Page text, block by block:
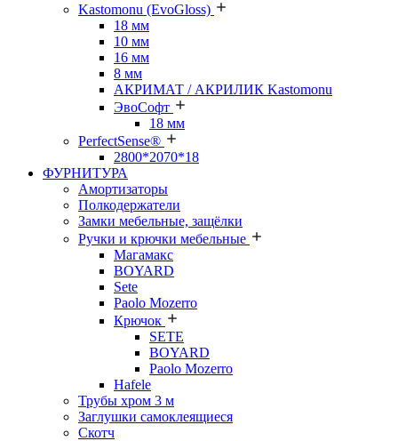
Kastomonu (EvoGloss)
18 мм
10 мм
16 мм
8 мм
АКРИМАТ / АКРИЛИК Kastomonu
ЭвоСофт
18 мм
PerfectSense®
2800*2070*18
ФУРНИТУРА
Амортизаторы
Полкодержатели
Замки мебельные, защёлки
Ручки и крючки мебельные
Магамакс
BOYARD
Sete
Paolo Mozerro
Крючок
SETE
BOYARD
Paolo Mozerro
Hafele
Трубы хром 3 м
Заглушки самоклеящиеся
Скотч